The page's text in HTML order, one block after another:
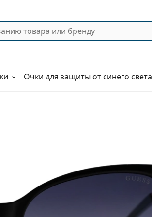
Очки для защиты от синего света